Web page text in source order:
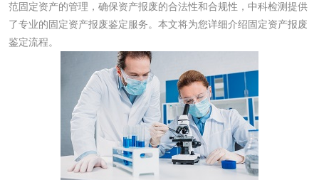
范固定资产的管理，确保资产报废的合法性和合规性，中科检测提供
了专业的固定资产报废鉴定服务。本文将为您详细介绍固定资产报废
鉴定流程。
工业乳状氢氧化钙 铝酸钙检测
三氯异氰尿酸检测 磷酸二氢铵检测
碳酸钙检测
活性炭
活性炭检测 煤质颗粒活性炭检